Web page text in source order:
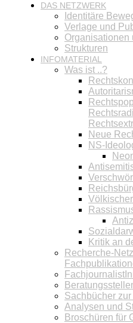
DAS NETZWERK
Identitäre
Verlage und
Organisationen
Strukturen
INFOMATERIAL
Was ist ..?
Neue
NS-
Kritik an
Recherche-
Sachbücher
Analysen und
Broschüren für